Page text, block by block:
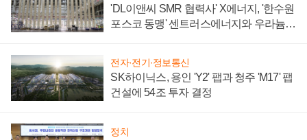
'DL이앤씨 SMR 협력사' X에너지, '한수원
포스코 동맹' 센트러스에너지와 우라늄
전자·전기·정보통신
SK하이닉스, 용인 'Y2' 팹과 청주 'M17' 팹
건설에 54조 투자 결정
정치